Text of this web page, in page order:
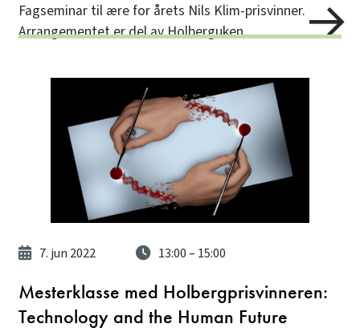
Fagseminar til ære for årets Nils Klim-prisvinner.
Arrangementet er del av Holberguken.
7. jun 2022 13:00– 15:00
Mesterklasse med Holbergprisvinneren:
Technology and the Human Future